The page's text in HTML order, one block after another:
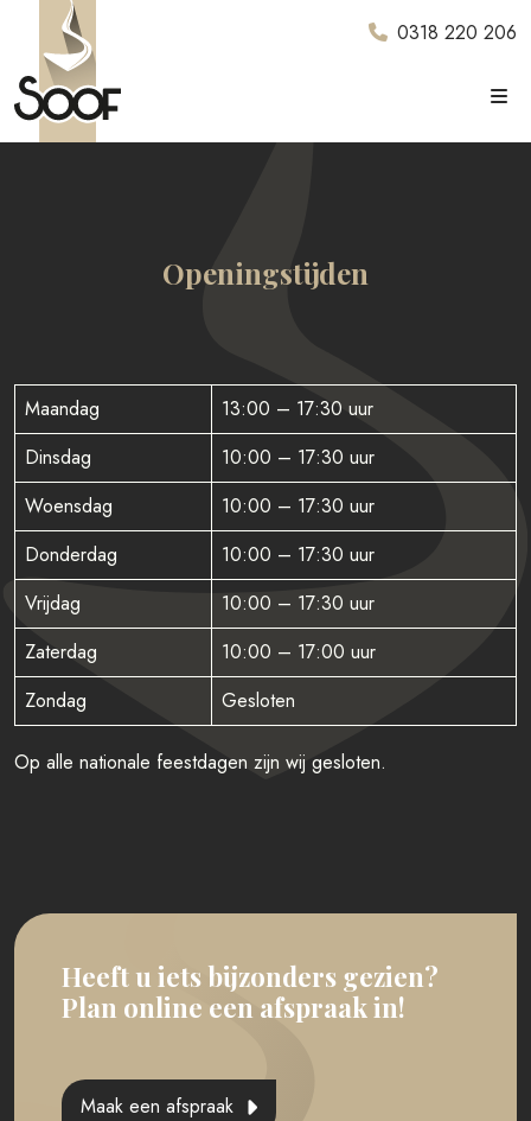
0318 220 206
Openingstijden
Maandag
13:00 – 17:30 uur
Dinsdag
10:00 – 17:30 uur
Woensdag
10:00 – 17:30 uur
Donderdag
10:00 – 17:30 uur
Vrijdag
10:00 – 17:30 uur
Zaterdag
10:00 – 17:00 uur
Zondag
Gesloten
Op alle nationale feestdagen zijn wij gesloten.
Heeft u iets bijzonders gezien?
Plan online een afspraak in!
Maak een afspraak